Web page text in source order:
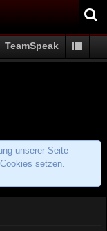
TeamSpeak
unserer Seite
setzen.